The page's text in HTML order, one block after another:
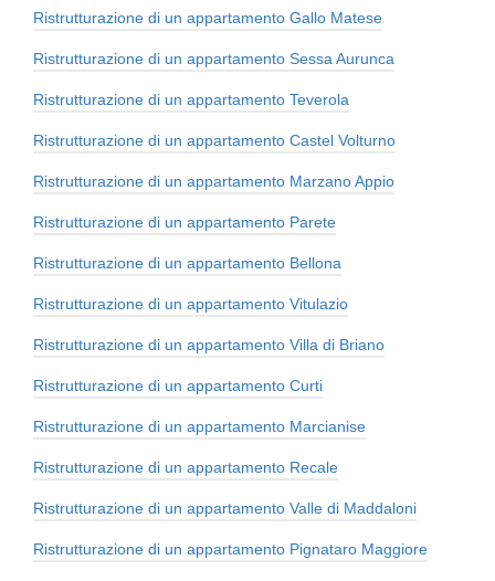
Ristrutturazione di un appartamento Gallo Matese
Ristrutturazione di un appartamento Sessa Aurunca
Ristrutturazione di un appartamento Teverola
Ristrutturazione di un appartamento Castel Volturno
Ristrutturazione di un appartamento Marzano Appio
Ristrutturazione di un appartamento Parete
Ristrutturazione di un appartamento Bellona
Ristrutturazione di un appartamento Vitulazio
Ristrutturazione di un appartamento Villa di Briano
Ristrutturazione di un appartamento Curti
Ristrutturazione di un appartamento Marcianise
Ristrutturazione di un appartamento Recale
Ristrutturazione di un appartamento Valle di Maddaloni
Ristrutturazione di un appartamento Pignataro Maggiore